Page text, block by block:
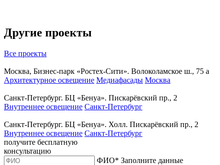
Другие проекты
Все проекты
Москва, Бизнес-парк «Ростех-Сити». Волоколамское ш., 75 а
Архитектурное освещение Медиафасады Москва
Санкт-Петербург. БЦ «Бенуа». Пискарёвский пр., 2
Внутреннее освещение Санкт-Петербург
Санкт-Петербург. БЦ «Бенуа». Холл. Пискарёвский пр., 2
Внутреннее освещение Санкт-Петербург
получите бесплатную
консультацию
ФИО* Заполните данные